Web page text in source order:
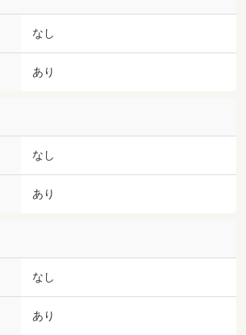
なし
あり
なし
あり
なし
あり